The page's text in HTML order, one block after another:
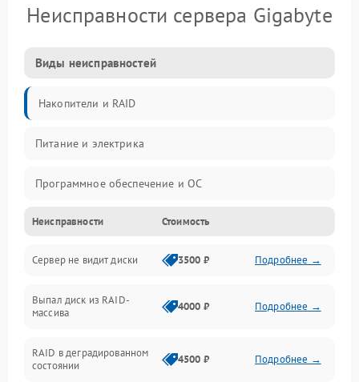
Неисправности сервера Gigabyte
Виды неисправностей
Накопители и RAID
Питание и электрика
Программное обеспечение и ОС
Охлаждение и температура
Материнская плата и процессор
Сеть и коммуникации
Неисправности Стоимость
Сервер не видит диски 3500 ₽ Подробнее →
Выпал диск из RAID-
массива
4000 ₽ Подробнее →
RAID в деградированном
состоянии
4500 ₽ Подробнее →